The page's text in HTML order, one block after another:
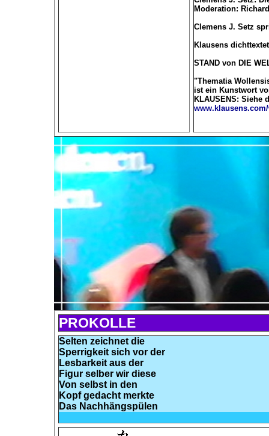
Moderation:
Clemens J. Setz
Klausens
STAND von DIE
"Thematia
ist ein Kunstwort
KLAUSENS: Siehe
PROKOLLE
Selten zeichnet die
Sperrigkeit sich vor der
Lesbarkeit aus der
Figur selber wir diese
Von selbst in den
Kopf gedacht merkte
Das Nachhängspülen